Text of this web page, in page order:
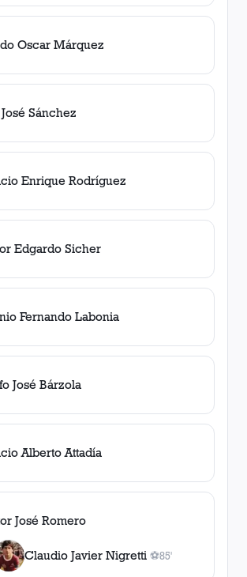
Oscar Márquez
Sánchez
Enrique Rodríguez
Edgardo Sicher
Fernando Labonia
José Bárzola
Alberto Attadía
José Romero
Claudio Javier Nigretti ⚽
1gol
85'